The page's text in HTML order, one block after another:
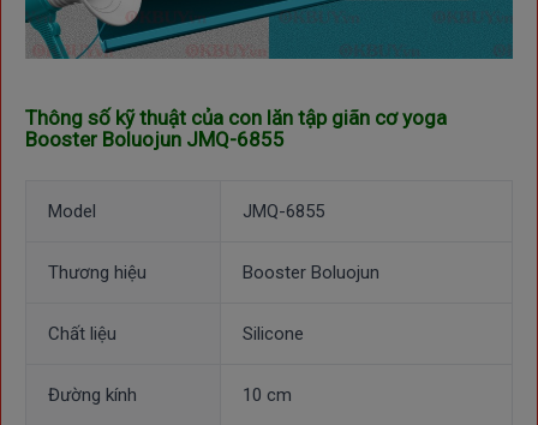
Thông số kỹ thuật của con lăn tập giãn cơ yoga
Booster Boluojun JMQ-6855
Model JMQ-6855
Thương hiệu Booster Boluojun
Chất liệu Silicone
Đường kính 10 cm